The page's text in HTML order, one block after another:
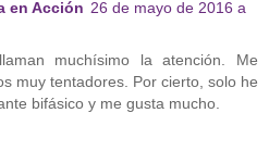
en Acción 26 de mayo de 2016 a
muchísimo la atención. Me
muy tentadores. Por cierto, solo he
bifásico y me gusta mucho.